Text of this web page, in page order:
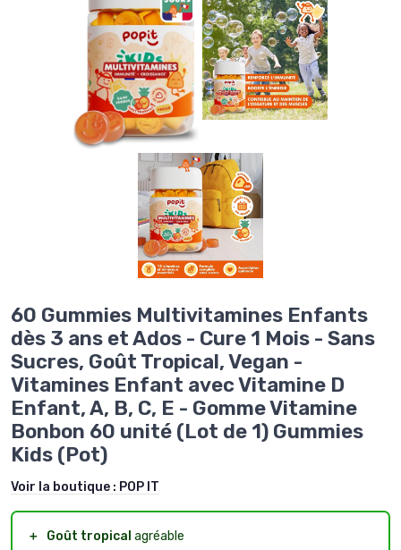
60 Gummies Multivitamines Enfants
dès 3 ans et Ados - Cure 1 Mois - Sans
Sucres, Goût Tropical, Vegan -
Vitamines Enfant avec Vitamine D
Enfant, A, B, C, E - Gomme Vitamine
Bonbon 60 unité (Lot de 1) Gummies
Kids (Pot)
Voir la boutique : POP IT
＋ Goût tropical agréable